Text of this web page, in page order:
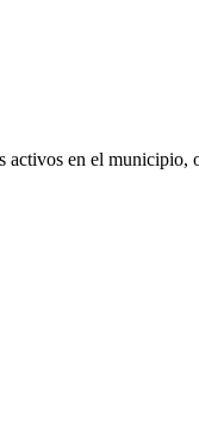
en el municipio,